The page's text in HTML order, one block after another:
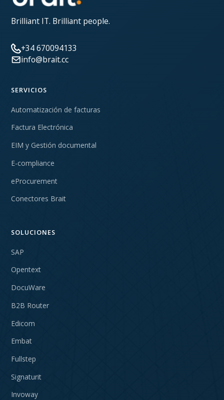
Brilliant IT. Brilliant people.
+34 670094133
info@brait.cc
SERVICIOS
Automatización de facturas
Factura Electrónica
EIM y Gestión documental
E-compliance
eProcurement
Conectores Brait
SOLUCIONES
SAP
Opentext
DocuWare
B2B Router
Edicom
Embat
Fullstep
Signaturit
Invoway